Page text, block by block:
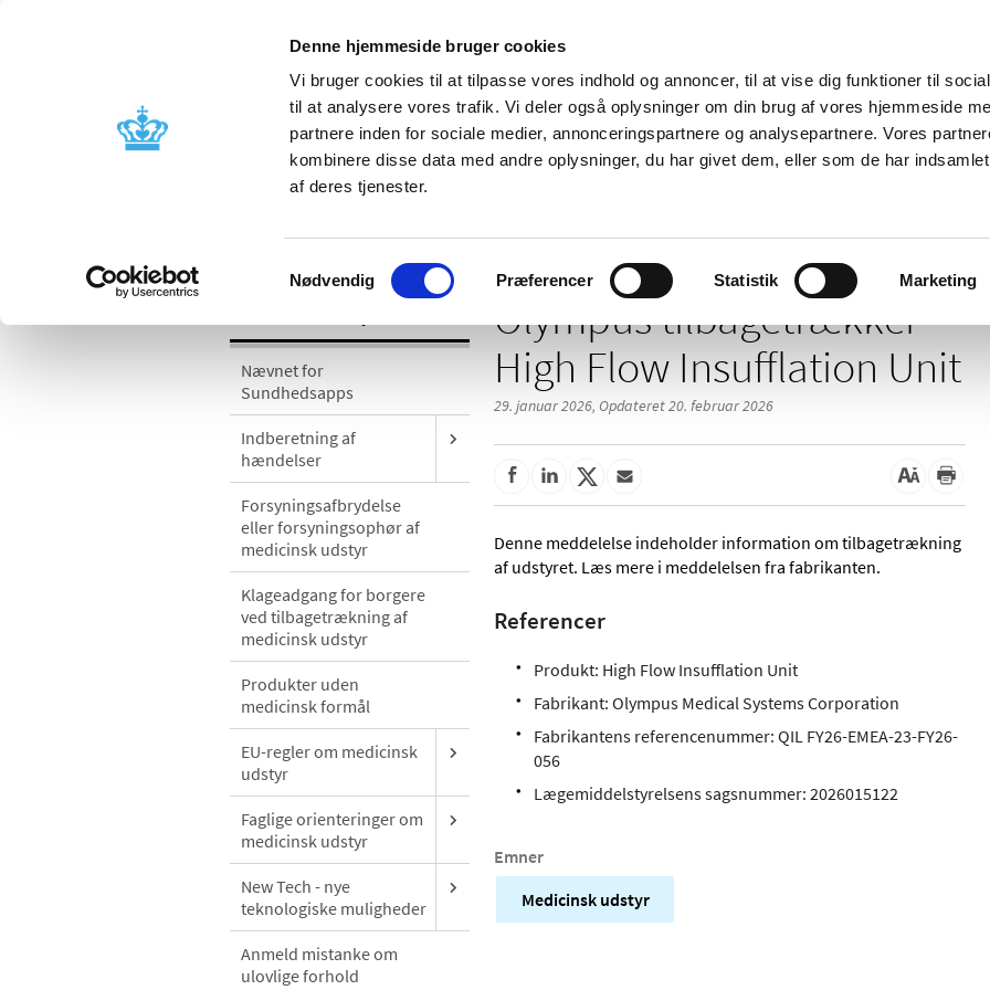
Denne hjemmeside bruger cookies
Vi bruger cookies til at tilpasse vores indhold og annoncer, til at vise dig funktioner til
til at analysere vores trafik. Vi deler også oplysninger om din brug af vores hjemmeside
partnere inden for sociale medier, annonceringspartnere og analysepartnere. Vores
kombinere disse data med andre oplysninger, du har givet dem, eller som de har
af deres tjenester.
Samtykkevalg
Nødvendig Præferencer Statistik Marketing
Nyheder Om os Kontakt
Godkendelse og
Bivirkninger og
produktinformation
Tilskud og
Apoteker og salg af
Nævnet for
Sundhedsapps
Indberetning af
hændelser
Forsyningsafbrydelse
eller forsyningsophør af
medicinsk udstyr
Klageadgang for borgere
ved tilbagetrækning af
medicinsk udstyr
Produkter uden
medicinsk formål
EU-regler om medicinsk
udstyr
Faglige orienteringer om
medicinsk udstyr
New Tech - nye
teknologiske muligheder
Anmeld mistanke om
ulovlige forhold
Olympus tilbagetrækker
High Flow Insufflation Unit
29. januar 2026, Opdateret 20. februar 2026
Denne meddelelse indeholder information om tilbagetrækning
af udstyret. Læs mere i meddelelsen fra fabrikanten.
Referencer
Produkt: High Flow Insufflation Unit
Fabrikant:Olympus Medical Systems Corporation
Fabrikantens referencenummer: QIL FY26-EMEA-23-FY26-
056
Lægemiddelstyrelsens sagsnummer:2026015122
Emner
Medicinsk udstyr